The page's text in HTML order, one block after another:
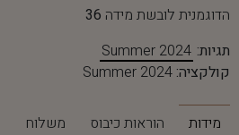
הדוגמנית לובשת מידה 36
תגיות: Summer 2024
קולקציה: Summer 2024
מידות הוראות כיבוס משלוח